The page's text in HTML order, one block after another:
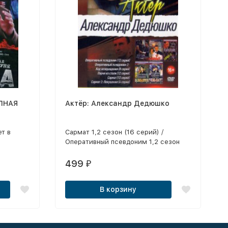
в
и
и
Актёр: Александр Дедюшко
Сармат 1,2 сезон (16 серий) /
Оперативный псевдоним 1,2 сезон
499 ₽
В корзину